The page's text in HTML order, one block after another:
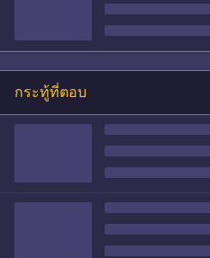
กระทู้ที่ตอบ